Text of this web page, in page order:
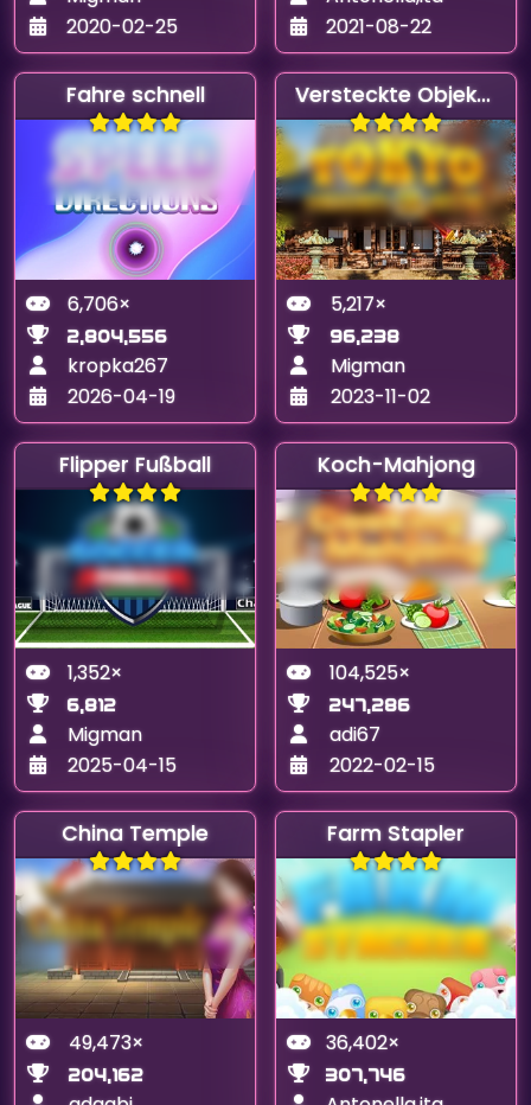
2020-02-25
2021-08-22
Fahre schnell
6,706×
2,804,556
kropka267
2026-04-19
Versteckte Objekte in Tokio
5,217×
96,238
Migman
2023-11-02
Flipper Fußball
1,352×
6,812
Migman
2025-04-15
Koch-Mahjong
104,525×
247,286
adi67
2022-02-15
China Temple
49,473×
204,162
Farm Stapler
36,402×
307,746